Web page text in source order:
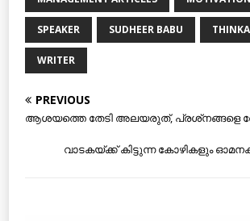
SPEAKER SUDHEER BABU
WRITER
PREVIOUS
ആശയത്തെ തേടി അലയരുത്, പ്രശ്‌നങ്ങളെ
വാടകയ്ക്ക് കിട്ടുന്ന കോഴികളും